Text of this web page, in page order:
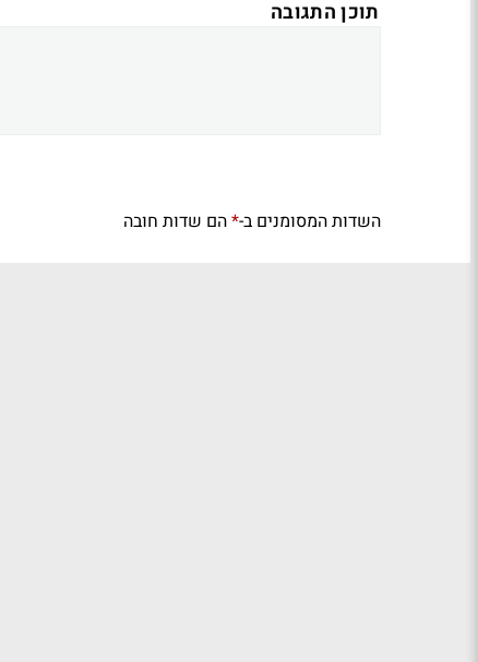
תוכן התגובה
השדות המסומנים ב-*הם שדות חובה